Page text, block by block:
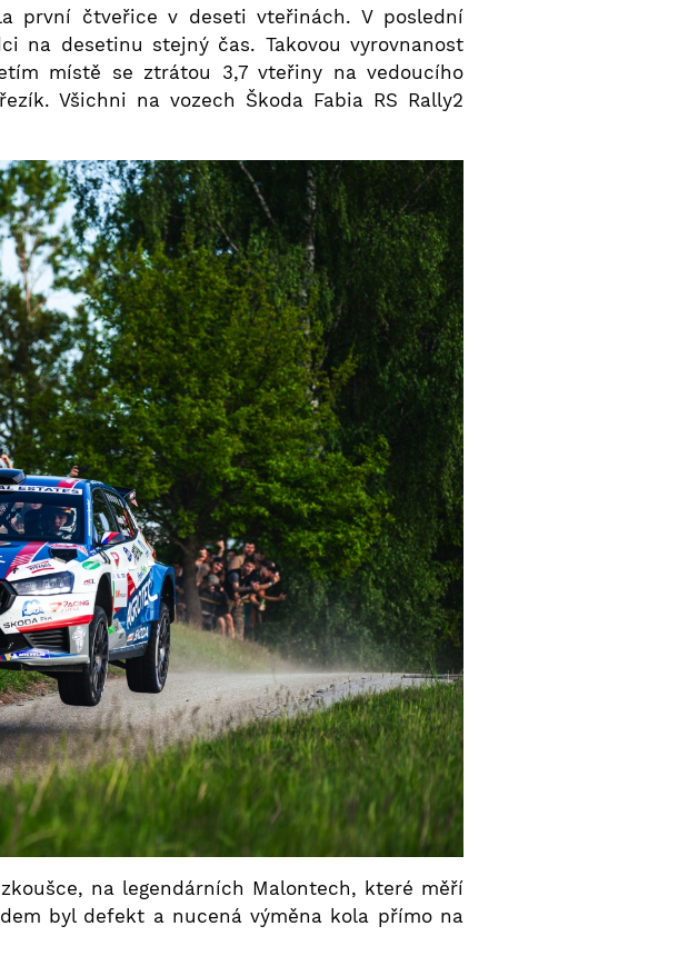
první čtveřice v deseti vteřinách. V poslední
na desetinu stejný čas. Takovou vyrovnanost
místě se ztrátou 3,7 vteřiny na vedoucího
Všichni na vozech Škoda Fabia RS Rally2
na legendárních Malontech, které měří
byl defekt a nucená výměna kola přímo na